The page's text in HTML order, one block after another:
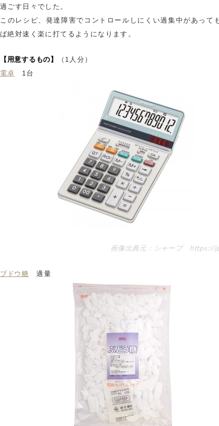
過ごす日々でした。
このレシピ、発達障害でコントロールしにくい過集中があって
ば絶対速く楽に打てるようになります。
【用意するもの】 （1人分）
電卓 1台
画像出典元：シャープ https://
ブドウ糖 適量